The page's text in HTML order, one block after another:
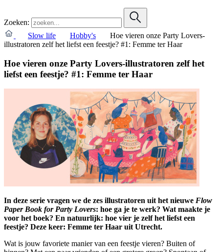
Zoeken:
Slow life
Hobby's
Hoe vieren onze Party Lovers-
illustratoren zelf het liefst een feestje? #1: Femme ter Haar
Hoe vieren onze Party Lovers-illustratoren zelf het
liefst een feestje? #1: Femme ter Haar
In deze serie vragen we de zes illustratoren uit het nieuwe Flow
Paper Book for Party Lovers: hoe ga je te werk? Wat maakte je
voor het boek? En natuurlijk: hoe vier je zelf het liefst een
feestje? Deze keer: Femme ter Haar uit Utrecht.
Wat is jouw favoriete manier van een feestje vieren? Buiten of